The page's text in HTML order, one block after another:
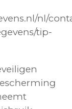
nl/
tip-